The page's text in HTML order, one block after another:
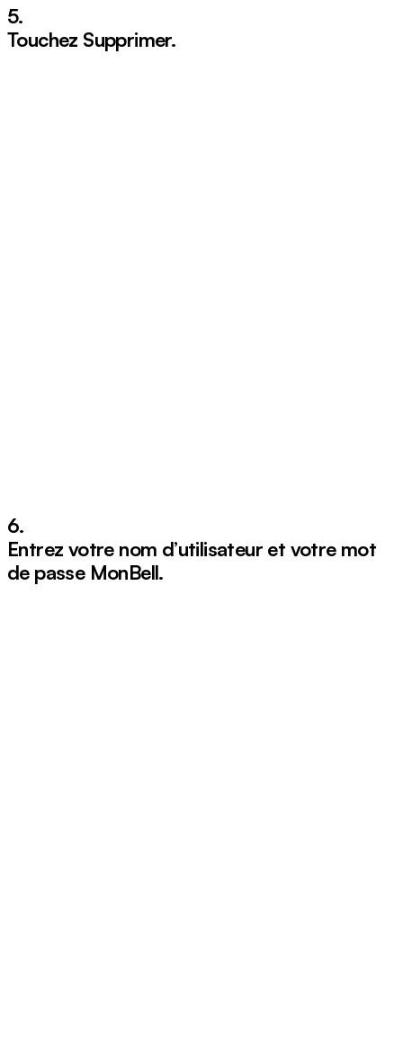
5.
Touchez Supprimer.
6.
Entrez votre nom d’utilisateur et votre mot
de passe MonBell.